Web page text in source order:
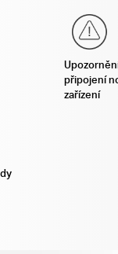
připojení
zařízení